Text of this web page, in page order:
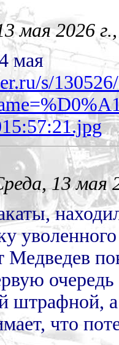
мая 2026
мая
s/
13 мая
Медведев
очередь
штрафной,
что